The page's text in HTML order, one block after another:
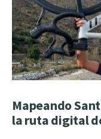
Mapeando
la ruta digital